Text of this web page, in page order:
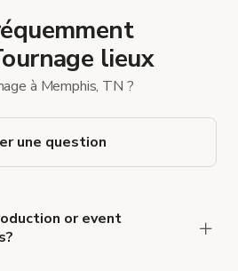
lieux
à Memphis, TN ?
une question
or event